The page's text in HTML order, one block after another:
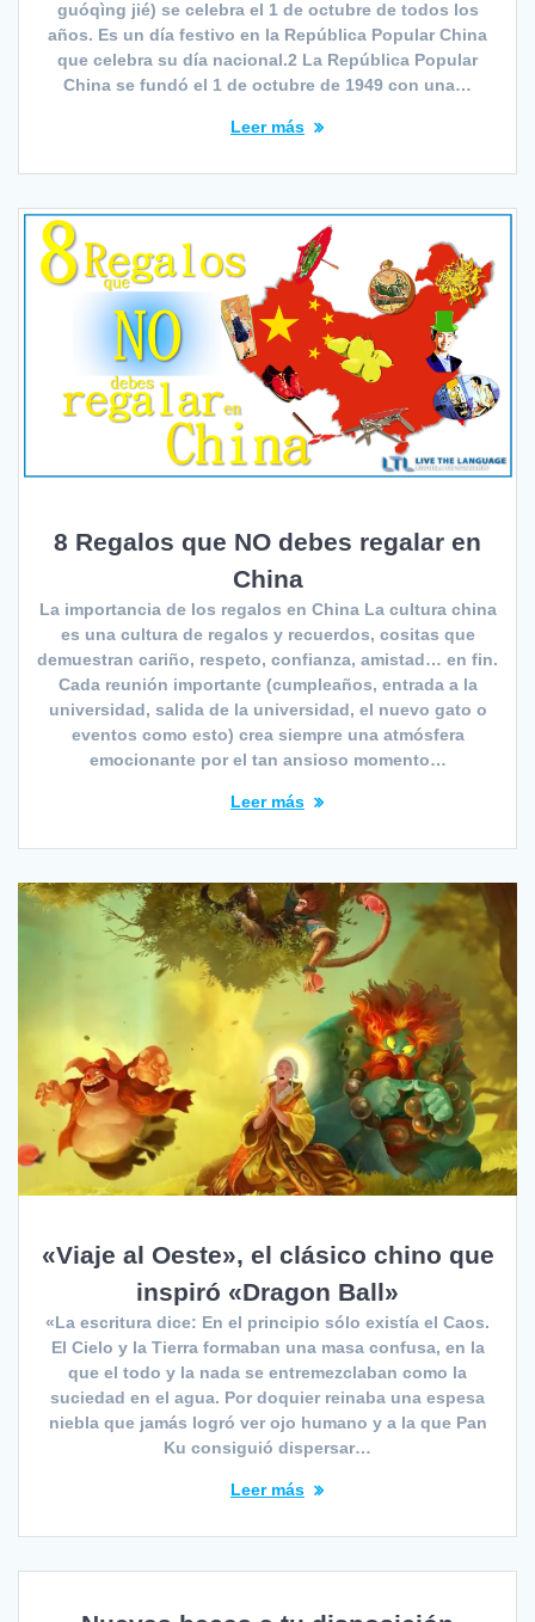
guóqìng jié) se celebra el 1 de octubre de todos los
años. Es un día festivo en la República Popular China
que celebra su día nacional.2 La República Popular
China se fundó el 1 de octubre de 1949 con una…
Leer más
8 Regalos que NO debes regalar en
China
La importancia de los regalos en China La cultura china
es una cultura de regalos y recuerdos, cositas que
demuestran cariño, respeto, confianza, amistad… en fin.
Cada reunión importante (cumpleaños, entrada a la
universidad, salida de la universidad, el nuevo gato o
eventos como esto) crea siempre una atmósfera
emocionante por el tan ansioso momento…
Leer más
«Viaje al Oeste», el clásico chino que
inspiró «Dragon Ball»
«La escritura dice: En el principio sólo existía el Caos.
El Cielo y la Tierra formaban una masa confusa, en la
que el todo y la nada se entremezclaban como la
suciedad en el agua. Por doquier reinaba una espesa
niebla que jamás logró ver ojo humano y a la que Pan
Ku consiguió dispersar…
Leer más